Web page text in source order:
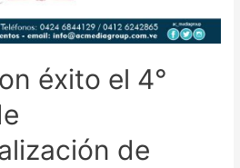
éxito el 4°
de